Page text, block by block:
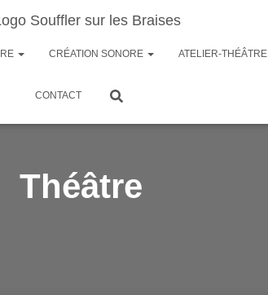
CRÉATION SONORE ATELIER-THÉÂTRE
CONTACT
Théâtre